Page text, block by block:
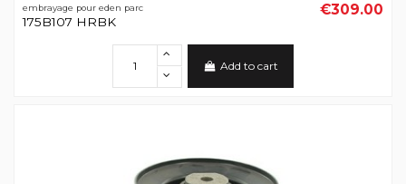
embrayage pour eden parc
175B107 HRBK
€309.00
Add to cart